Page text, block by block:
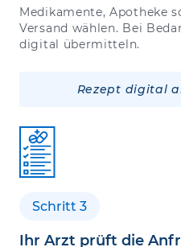
Medikamente, Apotheke
Versand wählen. Bei
digital übermitteln.
Rezept digital
Schritt 3
Ihr Arzt prüft die